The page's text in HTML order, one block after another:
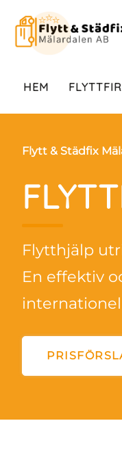
HEM
Flytt & Städfix
Flytthjälp
En effektiv